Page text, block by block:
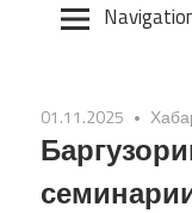
01.11.2025